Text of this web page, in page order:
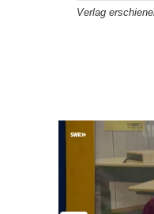
Verlag